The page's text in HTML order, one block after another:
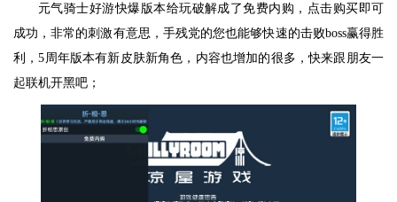
元气骑士好游快爆版本给玩破解成了免费内购，点击购买即可
成功，非常的刺激有意思，手残党的您也能够快速的击败boss赢得胜
利，5周年版本有新皮肤新角色，内容也增加的很多，快来跟朋友一
起联机开黑吧；